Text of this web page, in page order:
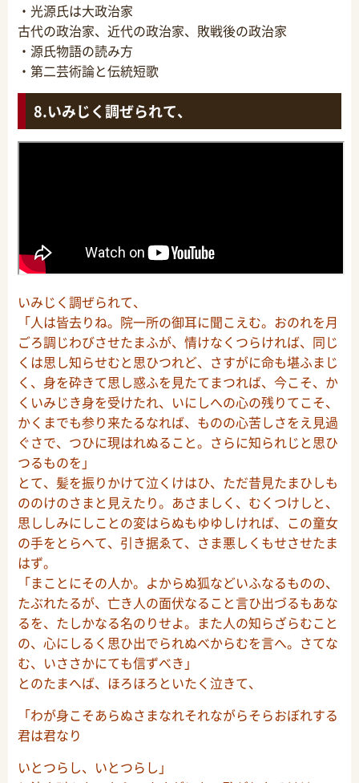
・光源氏は大政治家
古代の政治家、近代の政治家、敗戦後の政治家
・源氏物語の読み方
・第二芸術論と伝統短歌
いみじく調ぜられて、
いみじく調ぜられて、
「人は皆去りね。院一所の御耳に聞こえむ。おのれを月
ごろ調じわびさせたまふが、情けなくつらければ、同じ
くは思し知らせむと思ひつれど、さすがに命も堪ふまじ
く、身を砕きて思し惑ふを見たてまつれば、今こそ、か
くいみじき身を受けたれ、いにしへの心の残りてこそ、
かくまでも参り来たるなれば、ものの心苦しさをえ見過
ぐさで、つひに現はれぬること。さらに知られじと思ひ
つるものを」
とて、髪を振りかけて泣くけはひ、ただ昔見たまひしも
ののけのさまと見えたり。あさましく、むくつけしと、
思ししみにしことの変はらぬもゆゆしければ、この童女
の手をとらへて、引き据ゑて、さま悪しくもせさせたま
はず。
「まことにその人か。よからぬ狐などいふなるものの、
たぶれたるが、亡き人の面伏なること言ひ出づるもあな
るを、たしかなる名のりせよ。また人の知らざらむこと
の、心にしるく思ひ出でられぬべからむを言へ。さてな
む、いささかにても信ずべき」
とのたまへば、ほろほろといたく泣きて、
「わが身こそあらぬさまなれそれながらそらおぼれする
君は君なり
いとつらし、いとつらし」